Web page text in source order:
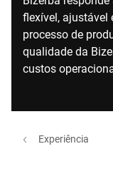
flexível, ajustável
processo de
qualidade da
custos
Experiência